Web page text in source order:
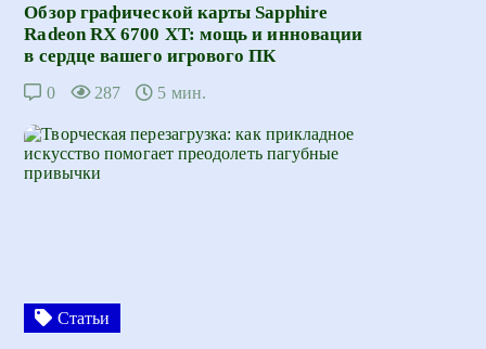
Обзор графической карты Sapphire
Radeon RX 6700 XT: мощь и инновации
в сердце вашего игрового ПК
0 287 5 мин.
Статьи